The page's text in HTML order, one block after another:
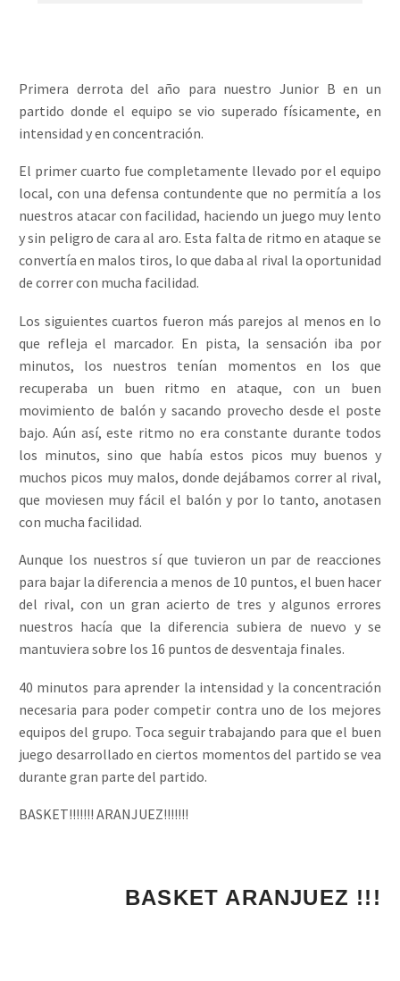
Primera derrota del año para nuestro Junior B en un
partido donde el equipo se vio superado físicamente, en
intensidad y en concentración.
El primer cuarto fue completamente llevado por el equipo
local, con una defensa contundente que no permitía a los
nuestros atacar con facilidad, haciendo un juego muy lento
y sin peligro de cara al aro. Esta falta de ritmo en ataque se
convertía en malos tiros, lo que daba al rival la oportunidad
de correr con mucha facilidad.
Los siguientes cuartos fueron más parejos al menos en lo
que refleja el marcador. En pista, la sensación iba por
minutos, los nuestros tenían momentos en los que
recuperaba un buen ritmo en ataque, con un buen
movimiento de balón y sacando provecho desde el poste
bajo. Aún así, este ritmo no era constante durante todos
los minutos, sino que había estos picos muy buenos y
muchos picos muy malos, donde dejábamos correr al rival,
que moviesen muy fácil el balón y por lo tanto, anotasen
con mucha facilidad.
Aunque los nuestros sí que tuvieron un par de reacciones
para bajar la diferencia a menos de 10 puntos, el buen hacer
del rival, con un gran acierto de tres y algunos errores
nuestros hacía que la diferencia subiera de nuevo y se
mantuviera sobre los 16 puntos de desventaja finales.
40 minutos para aprender la intensidad y la concentración
necesaria para poder competir contra uno de los mejores
equipos del grupo. Toca seguir trabajando para que el buen
juego desarrollado en ciertos momentos del partido se vea
durante gran parte del partido.
BASKET!!!!!!! ARANJUEZ!!!!!!!